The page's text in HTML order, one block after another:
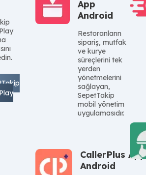
oluşturur.
restoran
ve otomasyon
blog yazıları, size şu
rehberlik eder:
Düşürmek:
Gizli
zayi (fire)
ve enerji tasarrufu
öğrenirsiniz.
çapraz satış
teknikleri ve
App
Android
Restoranların
sipariş, mutfak
ve kurye
süreçlerini tek
yerden
yönetmelerini
sağlayan,
SepetTakip
mobil yönetim
uygulamasıdır.
CallerPlus App
Android